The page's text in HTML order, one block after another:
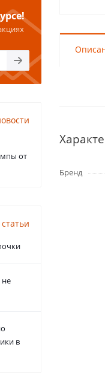
Бренд
от
не
в